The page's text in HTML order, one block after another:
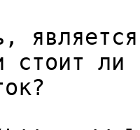
стоит ли